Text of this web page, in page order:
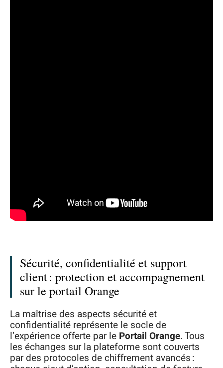
Sécurité, confidentialité et support
client : protection et accompagnement
sur le portail Orange
La maîtrise des aspects sécurité et
confidentialité représente le socle de
l’expérience offerte par le Portail Orange. Tous
les échanges sur la plateforme sont couverts
par des protocoles de chiffrement avancés :